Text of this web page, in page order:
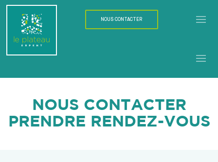
NOUS CONTACTER
PRENDRE RENDEZ-VOUS
NOUS CONTACTER